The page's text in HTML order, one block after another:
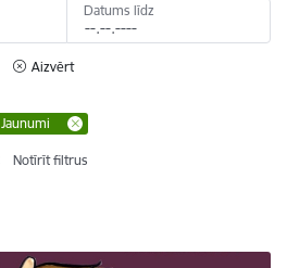
Datums līdz
Aizvērt
Jaunumi
Notīrīt filtrus